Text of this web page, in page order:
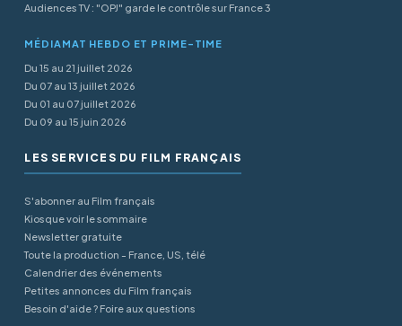
Audiences TV : "OPJ" garde le contrôle sur France 3
MÉDIAMAT HEBDO ET PRIME-TIME
Du 15 au 21 juillet 2026
Du 07 au 13 juillet 2026
Du 01 au 07 juillet 2026
Du 09 au 15 juin 2026
LES SERVICES DU FILM FRANÇAIS
S'abonner au Film français
Kiosque voir le sommaire
Newsletter gratuite
Toute la production - France, US, télé
Calendrier des événements
Petites annonces du Film français
Besoin d'aide ? Foire aux questions